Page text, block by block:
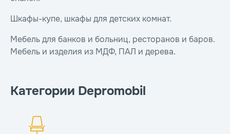
Шкафы-купе, шкафы для детских комнат.
Мебель для банков и больниц, ресторанов и баров.
Мебель и изделия из МДФ, ПАЛ и дерева.
Категории Depromobil